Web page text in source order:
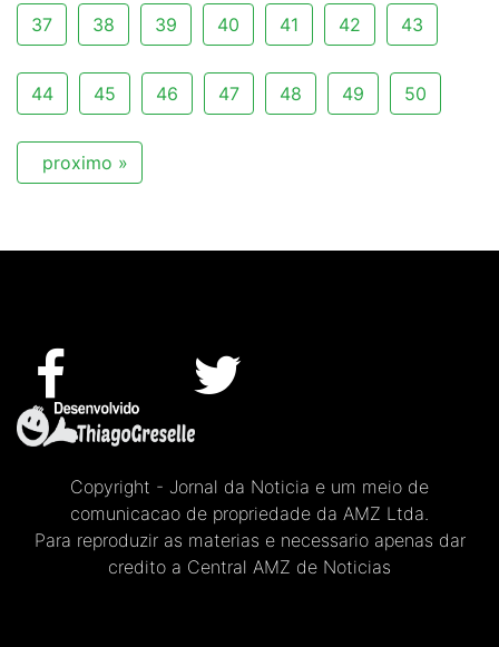
37 38 39 40 41 42 43
44 45 46 47 48 49 50
proximo »
Copyright - Jornal da Noticia e um meio de
comunicacao de propriedade da AMZ Ltda.
Para reproduzir as materias e necessario apenas dar
credito a Central AMZ de Noticias